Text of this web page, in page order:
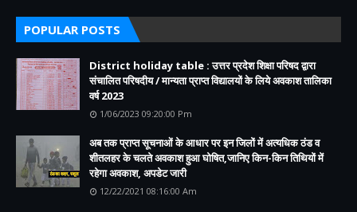
POPULAR POSTS
District holiday table : उत्तर प्रदेश शिक्षा परिषद द्वारा
संचालित परिषदीय / मान्यता प्राप्त विद्यालयों के लिये अवकाश तालिका
वर्ष 2023
1/06/2023 09:20:00 Pm
अब तक प्राप्त सूचनाओं के आधार पर इन जिलों में अत्यधिक ठंड व
शीतलहर के चलते अवकाश हुआ घोषित,जानिए किन-किन तिथियों में
रहेगा अवकाश, अपडेट जारी
12/22/2021 08:16:00 Am